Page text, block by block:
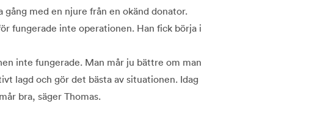
gång med en njure från en okänd donator.
fungerade inte operationen. Han fick börja i
inte fungerade. Man mår ju bättre om man
lagd och gör det bästa av situationen. Idag
bra, säger Thomas.